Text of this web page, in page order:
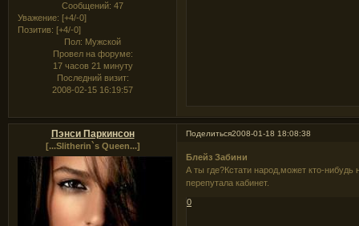
Сообщений: 47
Уважение: [+4/-0]
Позитив: [+4/-0]
Пол: Мужской
Провел на форуме:
17 часов 21 минуту
Последний визит:
2008-02-15 16:19:57
Поделиться2008-01-18 18:08:38
Пэнси Паркинсон
[...Slitherin`s Queen...]
Блейз Забини
А ты где?Кстати народ,может кто-нибудь
перепутала кабинет.
0